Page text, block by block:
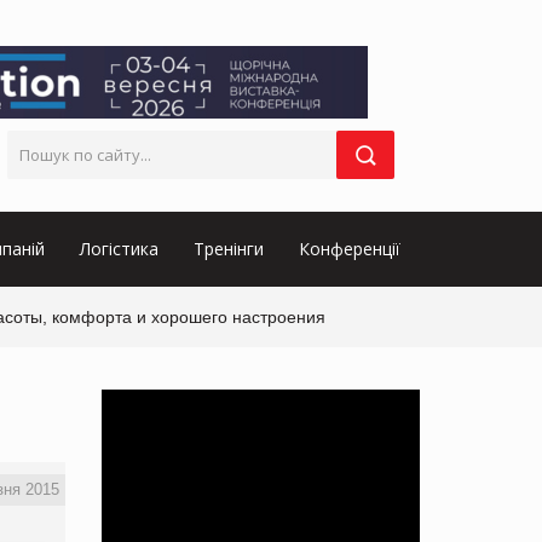
Логістика Тренінги Конференції
комфорта и хорошего настроения
2015